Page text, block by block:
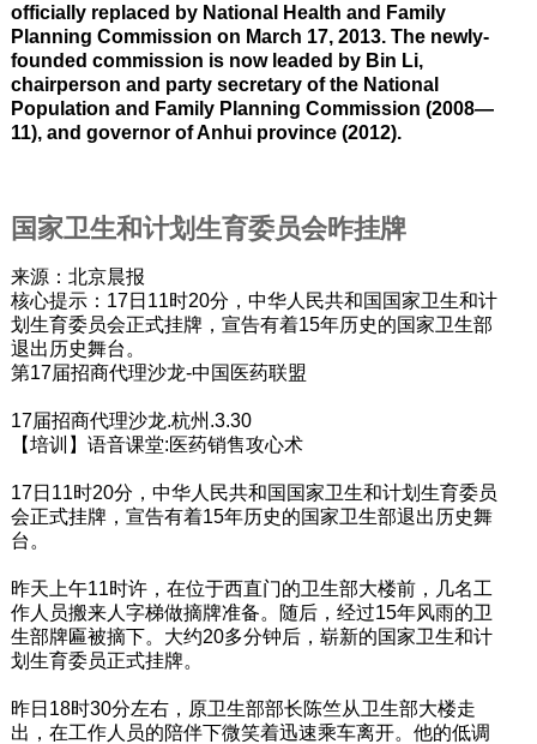
officially replaced by National Health and Family
Planning Commission on March 17, 2013. The newly-
founded commission is now leaded by Bin Li,
chairperson and party secretary of the National
Population and Family Planning Commission (2008—
11), and governor of Anhui province (2012).
国家卫生和计划生育委员会昨挂牌
来源：北京晨报
核心提示：17日11时20分，中华人民共和国国家卫生和计
划生育委员会正式挂牌，宣告有着15年历史的国家卫生部
退出历史舞台。
第17届招商代理沙龙-中国医药联盟
17届招商代理沙龙.杭州.3.30
【培训】语音课堂:医药销售攻心术
17日11时20分，中华人民共和国国家卫生和计划生育委员
会正式挂牌，宣告有着15年历史的国家卫生部退出历史舞
台。
昨天上午11时许，在位于西直门的卫生部大楼前，几名工
作人员搬来人字梯做摘牌准备。随后，经过15年风雨的卫
生部牌匾被摘下。大约20多分钟后，崭新的国家卫生和计
划生育委员正式挂牌。
昨日18时30分左右，原卫生部部长陈竺从卫生部大楼走
出，在工作人员的陪伴下微笑着迅速乘车离开。他的低调